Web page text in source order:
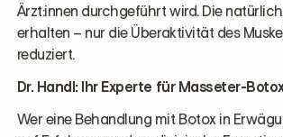
Ärzt:innen durchgeführt wird. Die
erhalten – nur die Überaktivität des
reduziert.
Dr. Handl: Ihr Experte für Masseter-
Wer eine Behandlung mit Botox in